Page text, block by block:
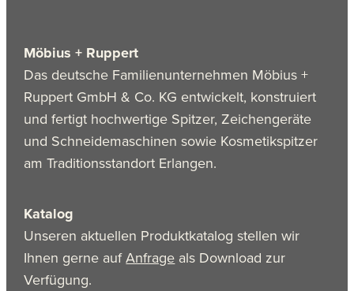
Möbius + Ruppert
Das deutsche Familienunternehmen Möbius +
Ruppert GmbH & Co. KG entwickelt, konstruiert
und fertigt hochwertige Spitzer, Zeichengeräte
und Schneidemaschinen sowie Kosmetikspitzer
am Traditionsstandort Erlangen.
Katalog
Unseren aktuellen Produktkatalog stellen wir
Ihnen gerne aufAnfrage als Download zur
Verfügung.